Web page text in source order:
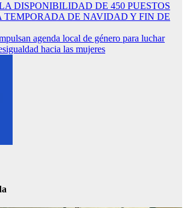
DISPONIBILIDAD DE 450 PUESTOS
TEMPORADA DE NAVIDAD Y FIN DE
agenda local de género para luchar
hacia las mujeres